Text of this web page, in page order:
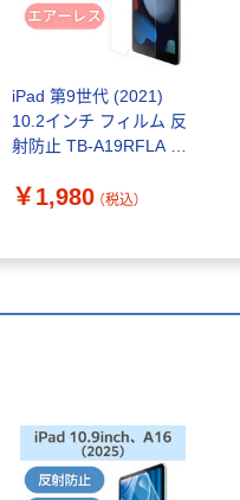
iPad 第9世代 (2021)
10.2インチ フィルム 反
射防止 TB-A19RFLA エ
￥1,980 （税込）